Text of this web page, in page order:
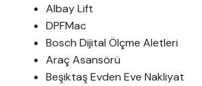
Albay Lift
DPFMac
Bosch Dijital Ölçme Aletleri
Araç Asansörü
Beşiktaş Evden Eve Nakliyat